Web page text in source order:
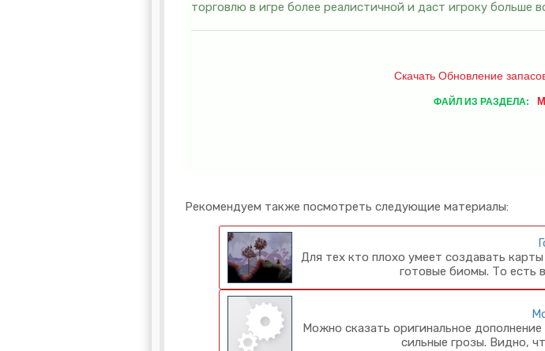
торговлю в игре более реалистичной и даст игроку больше
Скачать Обновление
ФАЙЛ ИЗ РАЗДЕЛА:
Рекомендуем также посмотреть следующие материалы:
Для тех кто плохо умеет создавать
готовые биомы. То есть
Можно сказать оригинальное
сильные грозы. Видно,